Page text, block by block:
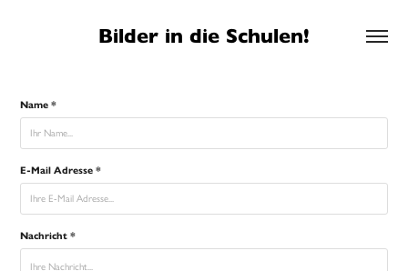
Bilder in die Schulen!
Name *
E-Mail Adresse *
Nachricht *